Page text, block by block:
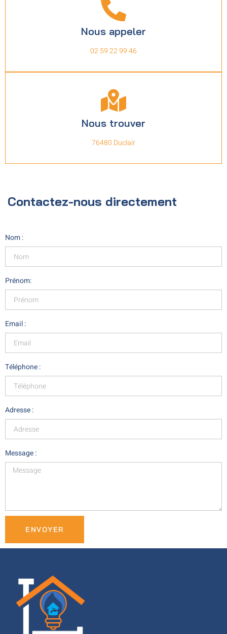
Nous appeler
02 59 22 99 46
Nous trouver
76480 Duclair
Contactez-nous directement
Nom :
Prénom:
Email :
Téléphone :
Adresse :
Message :
ENVOYER